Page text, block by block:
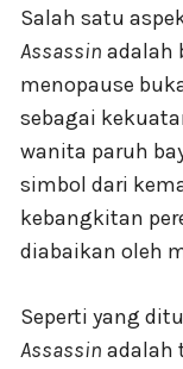
Salah satu
Assassin adalah
menopause
sebagai
wanita paruh
simbol dari
kebangkitan
diabaikan oleh
Seperti yang
Assassin adalah